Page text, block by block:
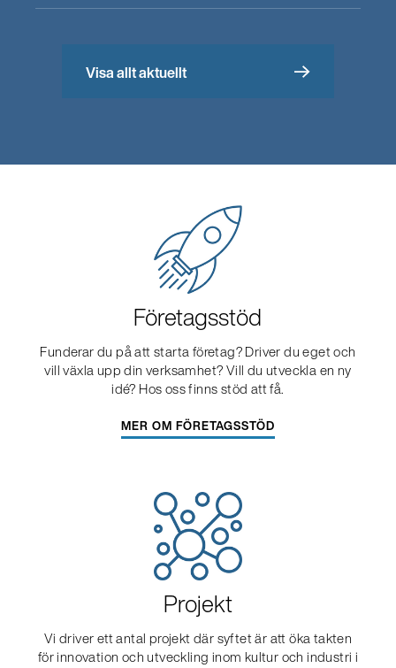
Visa allt aktuellt
Företagsstöd
Funderar du på att starta företag? Driver du eget och
vill växla upp din verksamhet? Vill du utveckla en ny
idé? Hos oss finns stöd att få.
MER OM FÖRETAGSSTÖD
Projekt
Vi driver ett antal projekt där syftet är att öka takten
för innovation och utveckling inom kultur och industri i